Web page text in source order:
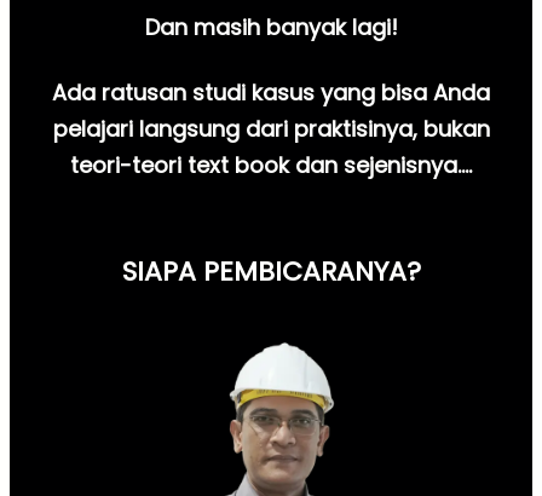
Dan masih banyak lagi!
Ada ratusan studi kasus yang bisa Anda
pelajari langsung dari praktisinya, bukan
teori-teori text book dan sejenisnya….
SIAPA PEMBICARANYA?